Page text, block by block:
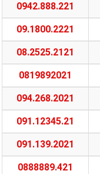
0942.888.221
09.1800.2221
08.2525.2121
0819892021
094.268.2021
091.12345.21
091.139.2021
0888889.421